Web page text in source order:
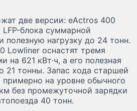
две версии: eActros 400
блока суммарной
полезную нагрузку до 24 тонн.
Lowliner оснастят тремя
на 621 кВт·ч, а его полезная
21 тонны. Запас хода старшей
на уровне обычного
без промежуточной зарядки
40 тонн.